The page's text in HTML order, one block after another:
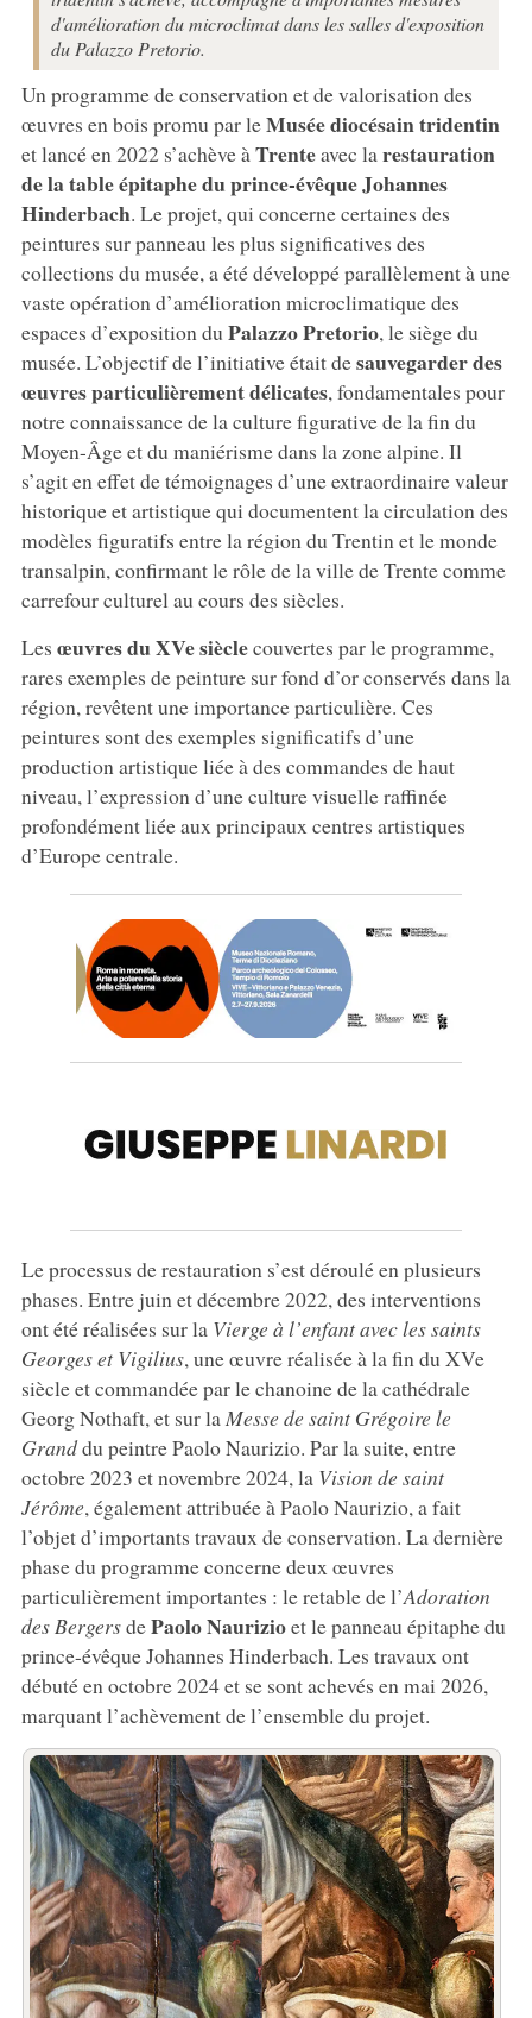
d'amélioration du microclimat dans les salles d'exposition
du Palazzo Pretorio.
Un programme de conservation et de valorisation des
œuvres en bois promu par leMusée diocésain tridentin
et lancé en 2022 s’achève à Trenteavec la restauration
de latable épitaphe du prince-évêque Johannes
Hinderbach. Le projet, qui concerne certaines des
peintures sur panneau les plus significatives des
collections du musée, a été développé parallèlement à une
vaste opération d’amélioration microclimatique des
espaces d’exposition du Palazzo Pretorio, le siège du
musée. L’objectif de l’initiative était desauvegarder des
œuvres particulièrement délicates, fondamentales pour
notre connaissance de la culture figurative de la fin du
Moyen-Âge et du maniérisme dans la zone alpine. Il
s’agit en effet de témoignages d’une extraordinaire valeur
historique et artistique qui documentent la circulation des
modèles figuratifs entre la région du Trentin et le monde
transalpin, confirmant le rôle de la ville de Trente comme
carrefour culturel au cours des siècles.
Les œuvres du XVe sièclecouvertes par le programme,
rares exemples de peinture sur fond d’or conservés dans la
région, revêtent une importance particulière. Ces
peintures sont des exemples significatifs d’une
production artistique liée à des commandes de haut
niveau, l’expression d’une culture visuelle raffinée
profondément liée aux principaux centres artistiques
d’Europe centrale.
Le processus de restauration s’est déroulé en plusieurs
phases. Entre juin et décembre 2022, des interventions
ont été réalisées sur la Vierge à l’enfant avec les saints
Georges et Vigilius, une œuvre réalisée à la fin du XVe
siècle et commandée par le chanoine de la cathédrale
Georg Nothaft, et sur la Messe de saint Grégoire le
Granddu peintre Paolo Naurizio. Par la suite, entre
octobre 2023 et novembre 2024, la Vision de saint
Jérôme, également attribuée à Paolo Naurizio, a fait
l’objet d’importants travaux de conservation. La dernière
phase du programme concerne deux œuvres
particulièrement importantes : le retable de l’Adoration
des BergersdePaolo Naurizioet le panneau épitaphe du
prince-évêque Johannes Hinderbach. Les travaux ont
débuté en octobre 2024 et se sont achevés en mai 2026,
marquant l’achèvement de l’ensemble du projet.